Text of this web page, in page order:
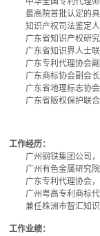
最高院首批认定的
知识产权司法鉴定人
广东省知识产权研究
广东省知识界人士联
广东专利代理协会副
广东商标协会副会长
广东省地理标志协会
广东省版权保护联合
工作经历：
广州钢铁集团公司，
广州有色金属研究院
广东专利代理协会
广州粤高专利商标
兼任株洲市智汇知
工作业绩：